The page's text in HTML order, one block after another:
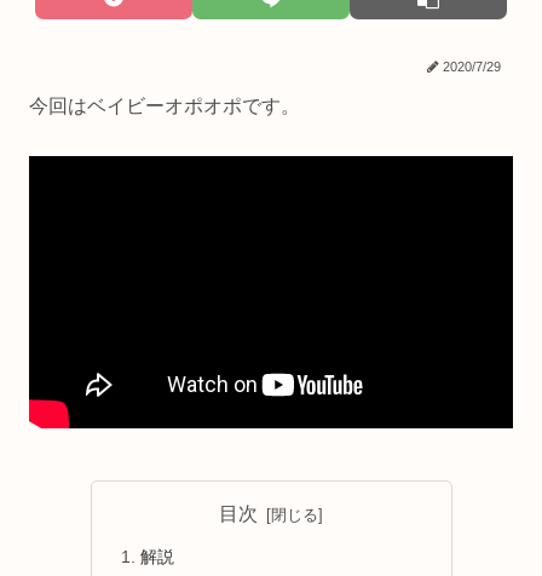
2020/7/29
今回はベイビーオポオポです。
目次
解説